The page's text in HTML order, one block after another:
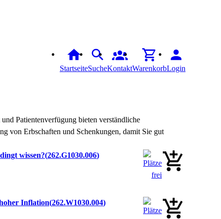
StartseiteSucheKontaktWarenkorbLogin
Patientenverfügung bieten verständliche
von Erbschaften und Schenkungen, damit Sie gut
wissen? 262.G1030.006
Inflation 262.W1030.004